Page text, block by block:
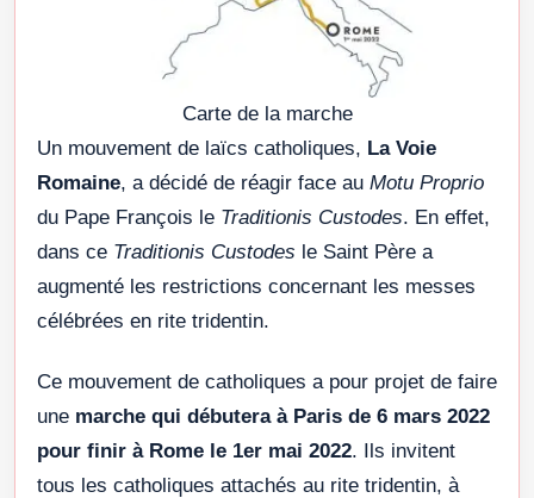
Carte de la marche
Un mouvement de laïcs catholiques, La Voie
Romaine, a décidé de réagir face au Motu Proprio
du Pape François le Traditionis Custodes. En effet,
dans ce Traditionis Custodes le Saint Père a
augmenté les restrictions concernant les messes
célébrées en rite tridentin.
Ce mouvement de catholiques a pour projet de faire
une marche qui débutera à Paris de 6 mars 2022
pour finir à Rome le 1er mai 2022. Ils invitent
tous les catholiques attachés au rite tridentin, à